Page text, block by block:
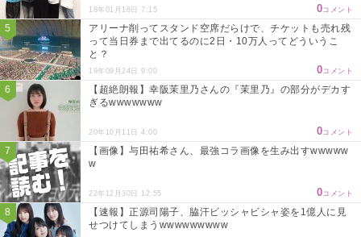
18年01月18日 7:15 0コメント
アリーナ削ってスタンド空席だらけで、チケットも売れ残
って当日券まで出てるのに2日・10万人ってどういうこ
と？
19年09月24日 9:00 0コメント
【超絶朗報】幸阪茉里乃さんの『茉里乃』の部分がデカす
ぎるwwwwwww
20年10月11日 4:00 0コメント
【画像】与田祐希さん、最強コラ画像を生み出すwwwww
w
22年12月30日 12:55 0コメント
【速報】正源司陽子、脇汗ビッシャビシャ姿を1億人に見
せつけてしまうwwwwwwwww